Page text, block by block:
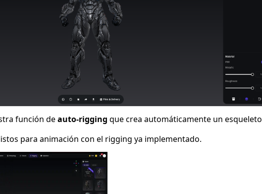
función deauto-rigging que crea automáticamente un esqueleto
para animación con el rigging ya implementado.